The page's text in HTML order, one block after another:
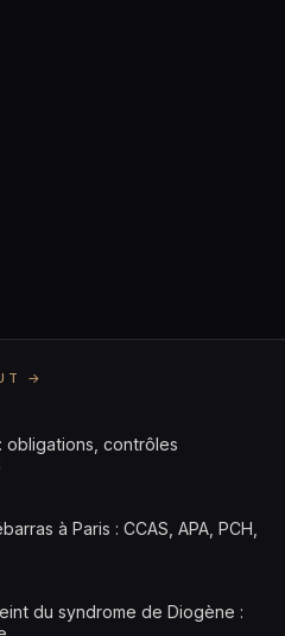
→
obligations, contrôles
à Paris : CCAS, APA, PCH,
du syndrome de Diogène :